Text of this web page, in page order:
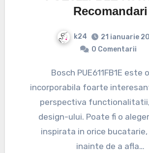
Recomandari
k24
21 ianuarie
0 Comentarii
Bosch PUE611FB1E este o plita
incorporabila foarte
perspectiva
design-ului. Poate fi o
inspirata in orice
inainte de a afla…